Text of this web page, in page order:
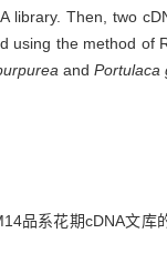
Then, two
the method of
and Portulaca
系花期cDNA文库